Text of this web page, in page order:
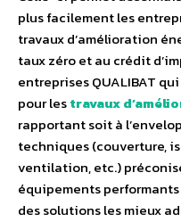
plus facilement les
travaux d’amélioration
taux zéro et au crédit
entreprises QUALIBAT
pour lestravaux
rapportant soit à
techniques (couverture,
ventilation, etc.)
équipements
des solutions les mieux